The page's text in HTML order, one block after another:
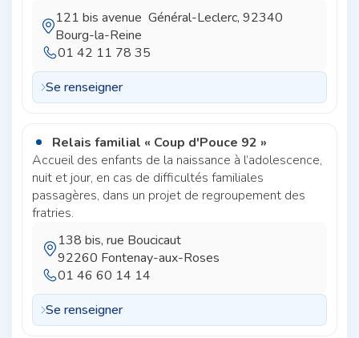
121 bis avenue Général-Leclerc, 92340
Bourg-la-Reine
01 42 11 78 35
Se renseigner
Relais familial « Coup d'Pouce 92 »
Accueil des enfants de la naissance à l’adolescence,
nuit et jour, en cas de difficultés familiales
passagères, dans un projet de regroupement des
fratries.
138 bis, rue Boucicaut
92260 Fontenay-aux-Roses
01 46 60 14 14
Se renseigner